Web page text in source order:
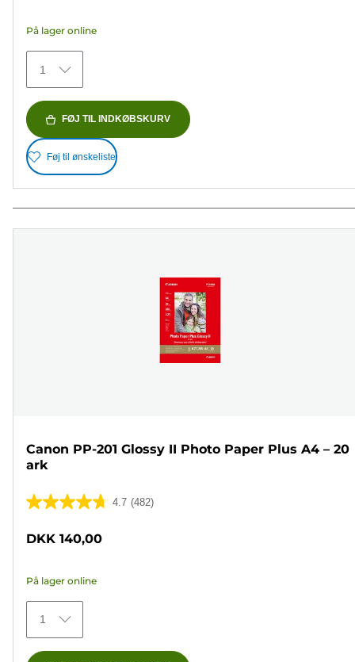
stjerner.
75
anmeldelser
På lager online
1
FØJ TIL INDKØBSKURV
Føj til ønskeliste
Canon PP-201 Glossy II Photo Paper Plus A4 – 20
ark
4.7 (482)
4.7
stjerner.
482
anmeldelser
DKK 140,00
På lager online
1